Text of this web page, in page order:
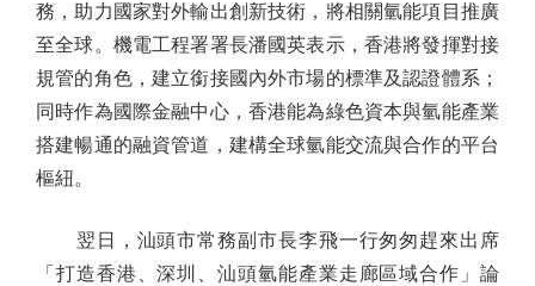
務，助力國家對外輸出創新技術，將相關氫能項目推廣
至全球。機電工程署署長潘國英表示，香港將發揮對接
規管的角色，建立銜接國內外市場的標準及認證體系；
同時作為國際金融中心，香港能為綠色資本與氫能產業
搭建暢通的融資管道，建構全球氫能交流與合作的平台
樞紐。
翌日，汕頭市常務副市長李飛一行匆匆趕來出席
「打造香港、深圳、汕頭氫能產業走廊區域合作」論